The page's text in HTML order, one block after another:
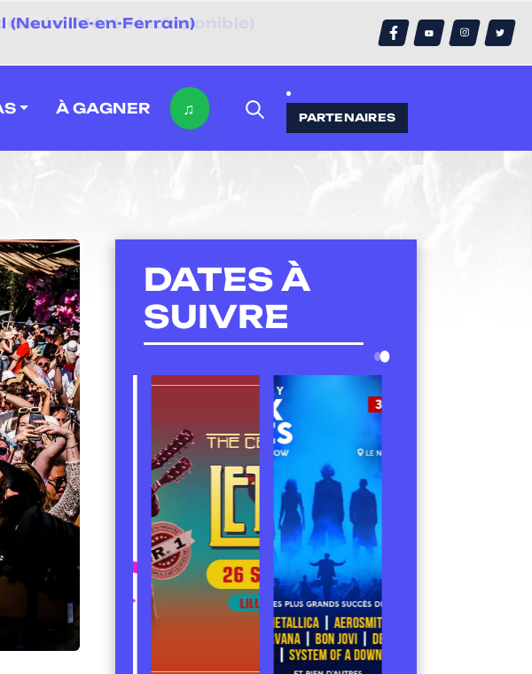
(Neuville-en-Ferrain)
À GAGNER ♫ PARTENAIRES
DATES À
SUIVRE